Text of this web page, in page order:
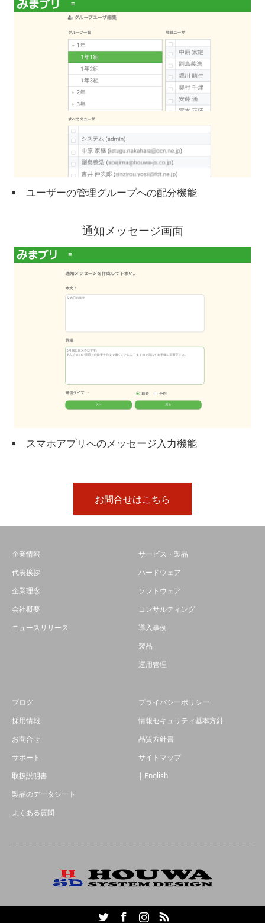
ユーザーの管理グループへの配分機能
通知メッセージ画面
スマホアプリへのメッセージ入力機能
お問合せはこちら
企業情報
代表挨拶
企業理念
会社概要
ニュースリリース
サービス・製品
ハードウェア
ソフトウェア
コンサルティング
導入事例
製品
運用管理
ブログ
採用情報
お問合せ
サポート
取扱説明書
製品のデータシート
よくある質問
プライバシーポリシー
情報セキュリティ基本方針
品質方針書
サイトマップ
| English
TwitterFacebookInstagramRSS